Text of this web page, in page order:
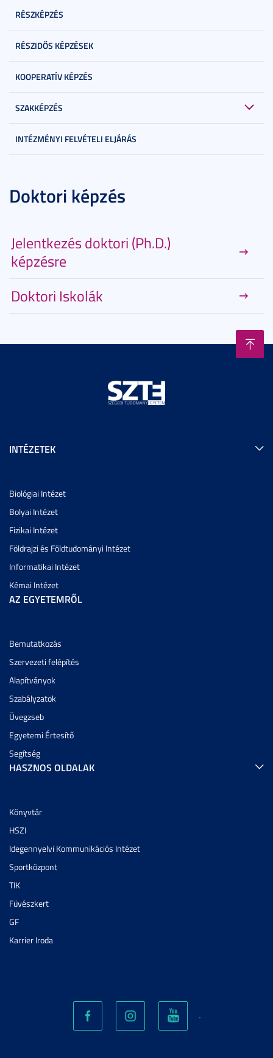
RÉSZKÉPZÉS
RÉSZIDŐS KÉPZÉSEK
KOOPERATÍV KÉPZÉS
SZAKKÉPZÉS
INTÉZMÉNYI FELVÉTELI ELJÁRÁS
Doktori képzés
Jelentkezés doktori (Ph.D.)
képzésre
Doktori Iskolák
INTÉZETEK
Biológiai Intézet
Bolyai Intézet
Fizikai Intézet
Földrajzi és Földtudományi Intézet
Informatikai Intézet
Kémai Intézet
AZ EGYETEMRŐL
Bemutatkozás
Szervezeti felépítés
Alapítványok
Szabályzatok
Üvegzseb
Egyetemi Értesítő
Segítség
HASZNOS OLDALAK
Könyvtár
HSZI
Idegennyelvi Kommunikációs Intézet
Sportközpont
TIK
Füvészkert
GF
Karrier Iroda